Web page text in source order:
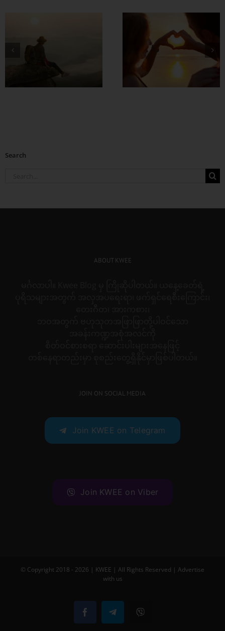
အချစ်တွေ ပိုတိုးလာ
Search
ABOUT KWEE
JOIN ON SOCIAL MEDIA
Join KWEE on Telegram
Join KWEE on Viber
© Copyright 2018 - 2026 | KWEE | All Rights Reserved | Advertise
with us
FacebookTelegramViber